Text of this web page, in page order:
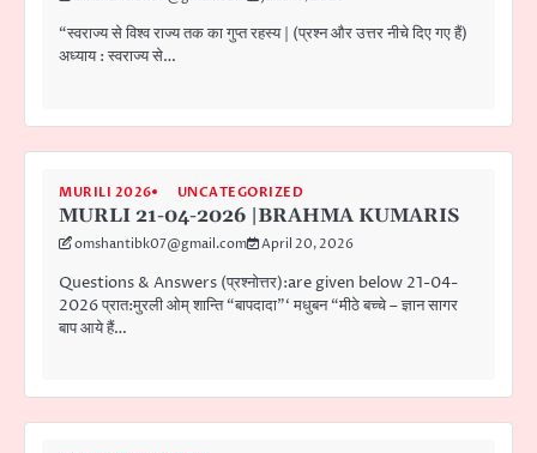
“स्वराज्य से विश्व राज्य तक का गुप्त रहस्य | (प्रश्न और उत्तर नीचे दिए गए हैं)
अध्याय : स्वराज्य से…
MURILI 2026 UNCATEGORIZED
MURLI 21-04-2026 |BRAHMA KUMARIS
omshantibk07@gmail.com April 20, 2026
Questions & Answers (प्रश्नोत्तर):are given below 21-04-
2026 प्रात:मुरली ओम् शान्ति “बापदादा”‘ मधुबन “मीठे बच्चे – ज्ञान सागर
बाप आये हैं…